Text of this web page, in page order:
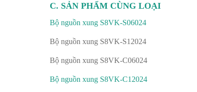
C. SẢN PHẨM CÙNG LOẠI
Bộ nguồn xung S8VK-S06024
Bộ nguồn xung S8VK-S12024
Bộ nguồn xung S8VK-C06024
Bộ nguồn xung S8VK-C12024